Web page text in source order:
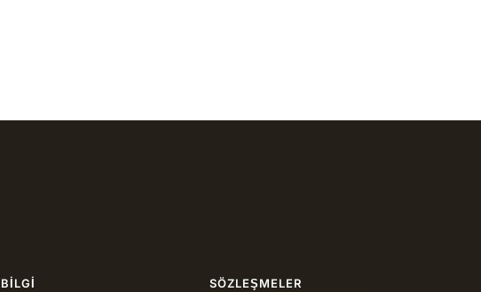
BILGI SÖZLEŞMELER